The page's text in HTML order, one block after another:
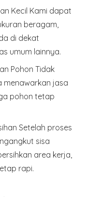
Kecil Kami dapat
beragam,
di dekat
umum lainnya.
Pohon Tidak
menawarkan jasa
pohon tetap
Setelah proses
sisa
area kerja,
rapi.